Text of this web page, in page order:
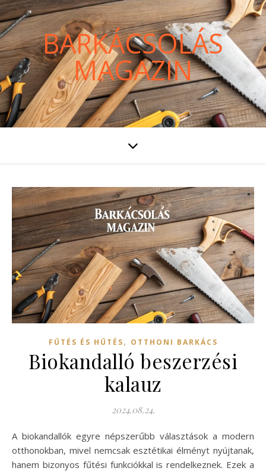
BARKÁCSOLÁS
MAGAZIN
FŰTÉS ÉS HŰTÉS, OTTHONI BARKÁCS
Biokandalló beszerzési
kalauz
2024.08.24.
A biokandallók egyre népszerűbb választások a modern
otthonokban, mivel nemcsak esztétikai élményt nyújtanak,
hanem bizonyos fűtési funkciókkal is rendelkeznek. Ezek a